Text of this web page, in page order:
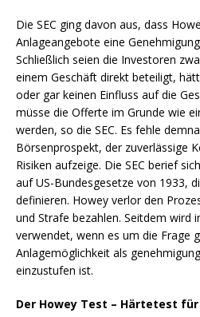
Die SEC ging davon aus, dass
Anlageangebote eine
Schließlich seien die Investoren
einem Geschäft direkt beteiligt,
oder gar keinen Einfluss auf die
müsse die Offerte im Grunde wie
werden, so die SEC. Es fehle
Börsenprospekt, der zuverlässige
Risiken aufzeige. Die SEC berief
auf US-Bundesgesetze von 1933,
definieren. Howey verlor den
und Strafe bezahlen. Seitdem wird
verwendet, wenn es um die Frage
Anlagemöglichkeit als
einzustufen ist.
Der Howey Test – Härtetest